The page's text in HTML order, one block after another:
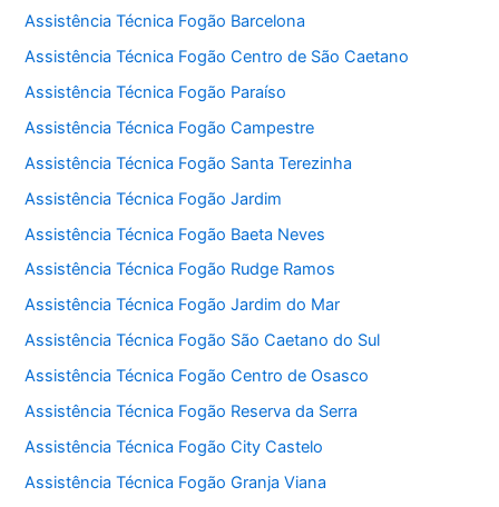
Assistência Técnica Fogão Barcelona
Assistência Técnica Fogão Centro de São Caetano
Assistência Técnica Fogão Paraíso
Assistência Técnica Fogão Campestre
Assistência Técnica Fogão Santa Terezinha
Assistência Técnica Fogão Jardim
Assistência Técnica Fogão Baeta Neves
Assistência Técnica Fogão Rudge Ramos
Assistência Técnica Fogão Jardim do Mar
Assistência Técnica Fogão São Caetano do Sul
Assistência Técnica Fogão Centro de Osasco
Assistência Técnica Fogão Reserva da Serra
Assistência Técnica Fogão City Castelo
Assistência Técnica Fogão Granja Viana